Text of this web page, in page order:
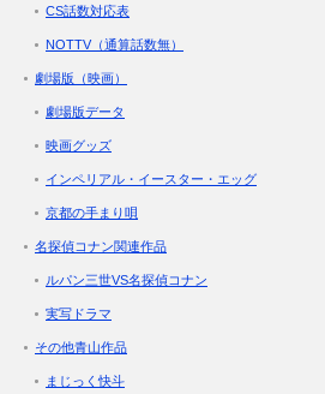
CS話数対応表
NOTTV（通算話数無）
劇場版（映画）
劇場版データ
映画グッズ
インペリアル・イースター・エッグ
京都の手まり唄
名探偵コナン関連作品
ルパン三世VS名探偵コナン
実写ドラマ
その他青山作品
まじっく快斗